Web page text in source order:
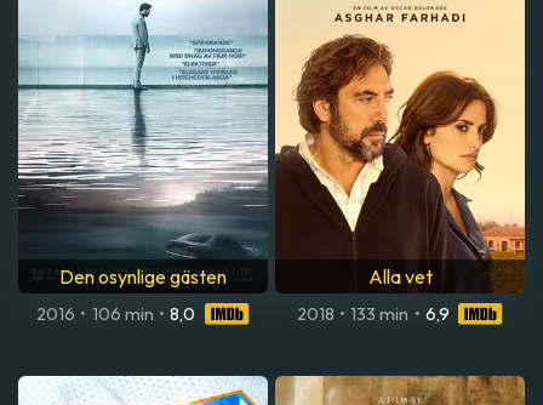
Den osynlige gästen
2016 • 106 min • 8,0
Alla vet
2018 • 133 min • 6,9